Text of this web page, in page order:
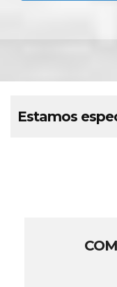
Estamos